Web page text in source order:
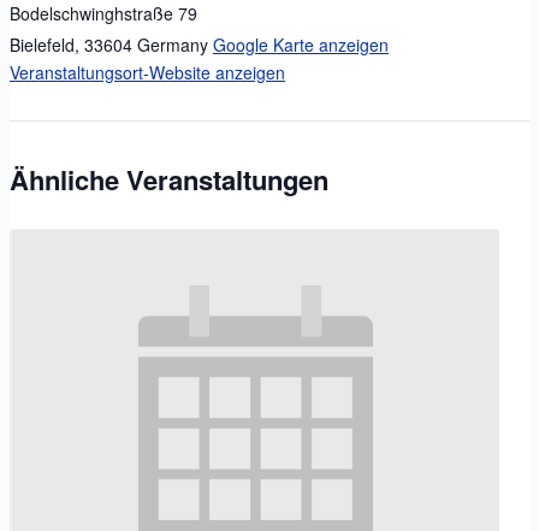
Bodelschwinghstraße 79
Bielefeld, 33604 Germany Google Karte anzeigen
Veranstaltungsort-Website anzeigen
Ähnliche Veranstaltungen